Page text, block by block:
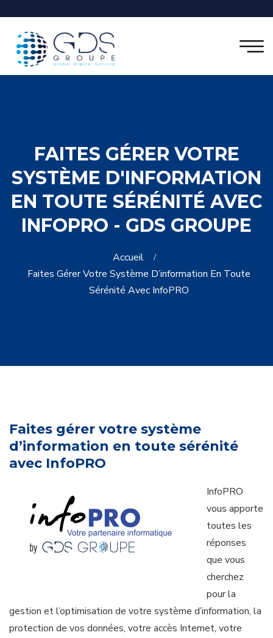
FAITES GÉRER VOTRE
SYSTÈME D'INFORMATION
EN TOUTE SÉRÉNITÉ AVEC
INFOPRO - GDS GROUPE
Accueil
Faites Gérer Votre Système D’information En Toute
Sérénité Avec InfoPRO
Faites gérer votre système
d’information en toute sérénité
avec InfoPRO
InfoPRO
vous apporte
toutes les
réponses
que vous
cherchez
pour la
gestion et l’optimisation de votre système d’information, la
protection de vos données, votre accès Internet, votre